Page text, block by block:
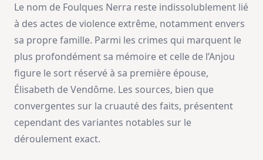
Le nom de Foulques Nerra reste indissolublement lié
à des actes de violence extrême, notamment envers
sa propre famille. Parmi les crimes qui marquent le
plus profondément sa mémoire et celle de l’Anjou
figure le sort réservé à sa première épouse,
Élisabeth de Vendôme. Les sources, bien que
convergentes sur la cruauté des faits, présentent
cependant des variantes notables sur le
déroulement exact.